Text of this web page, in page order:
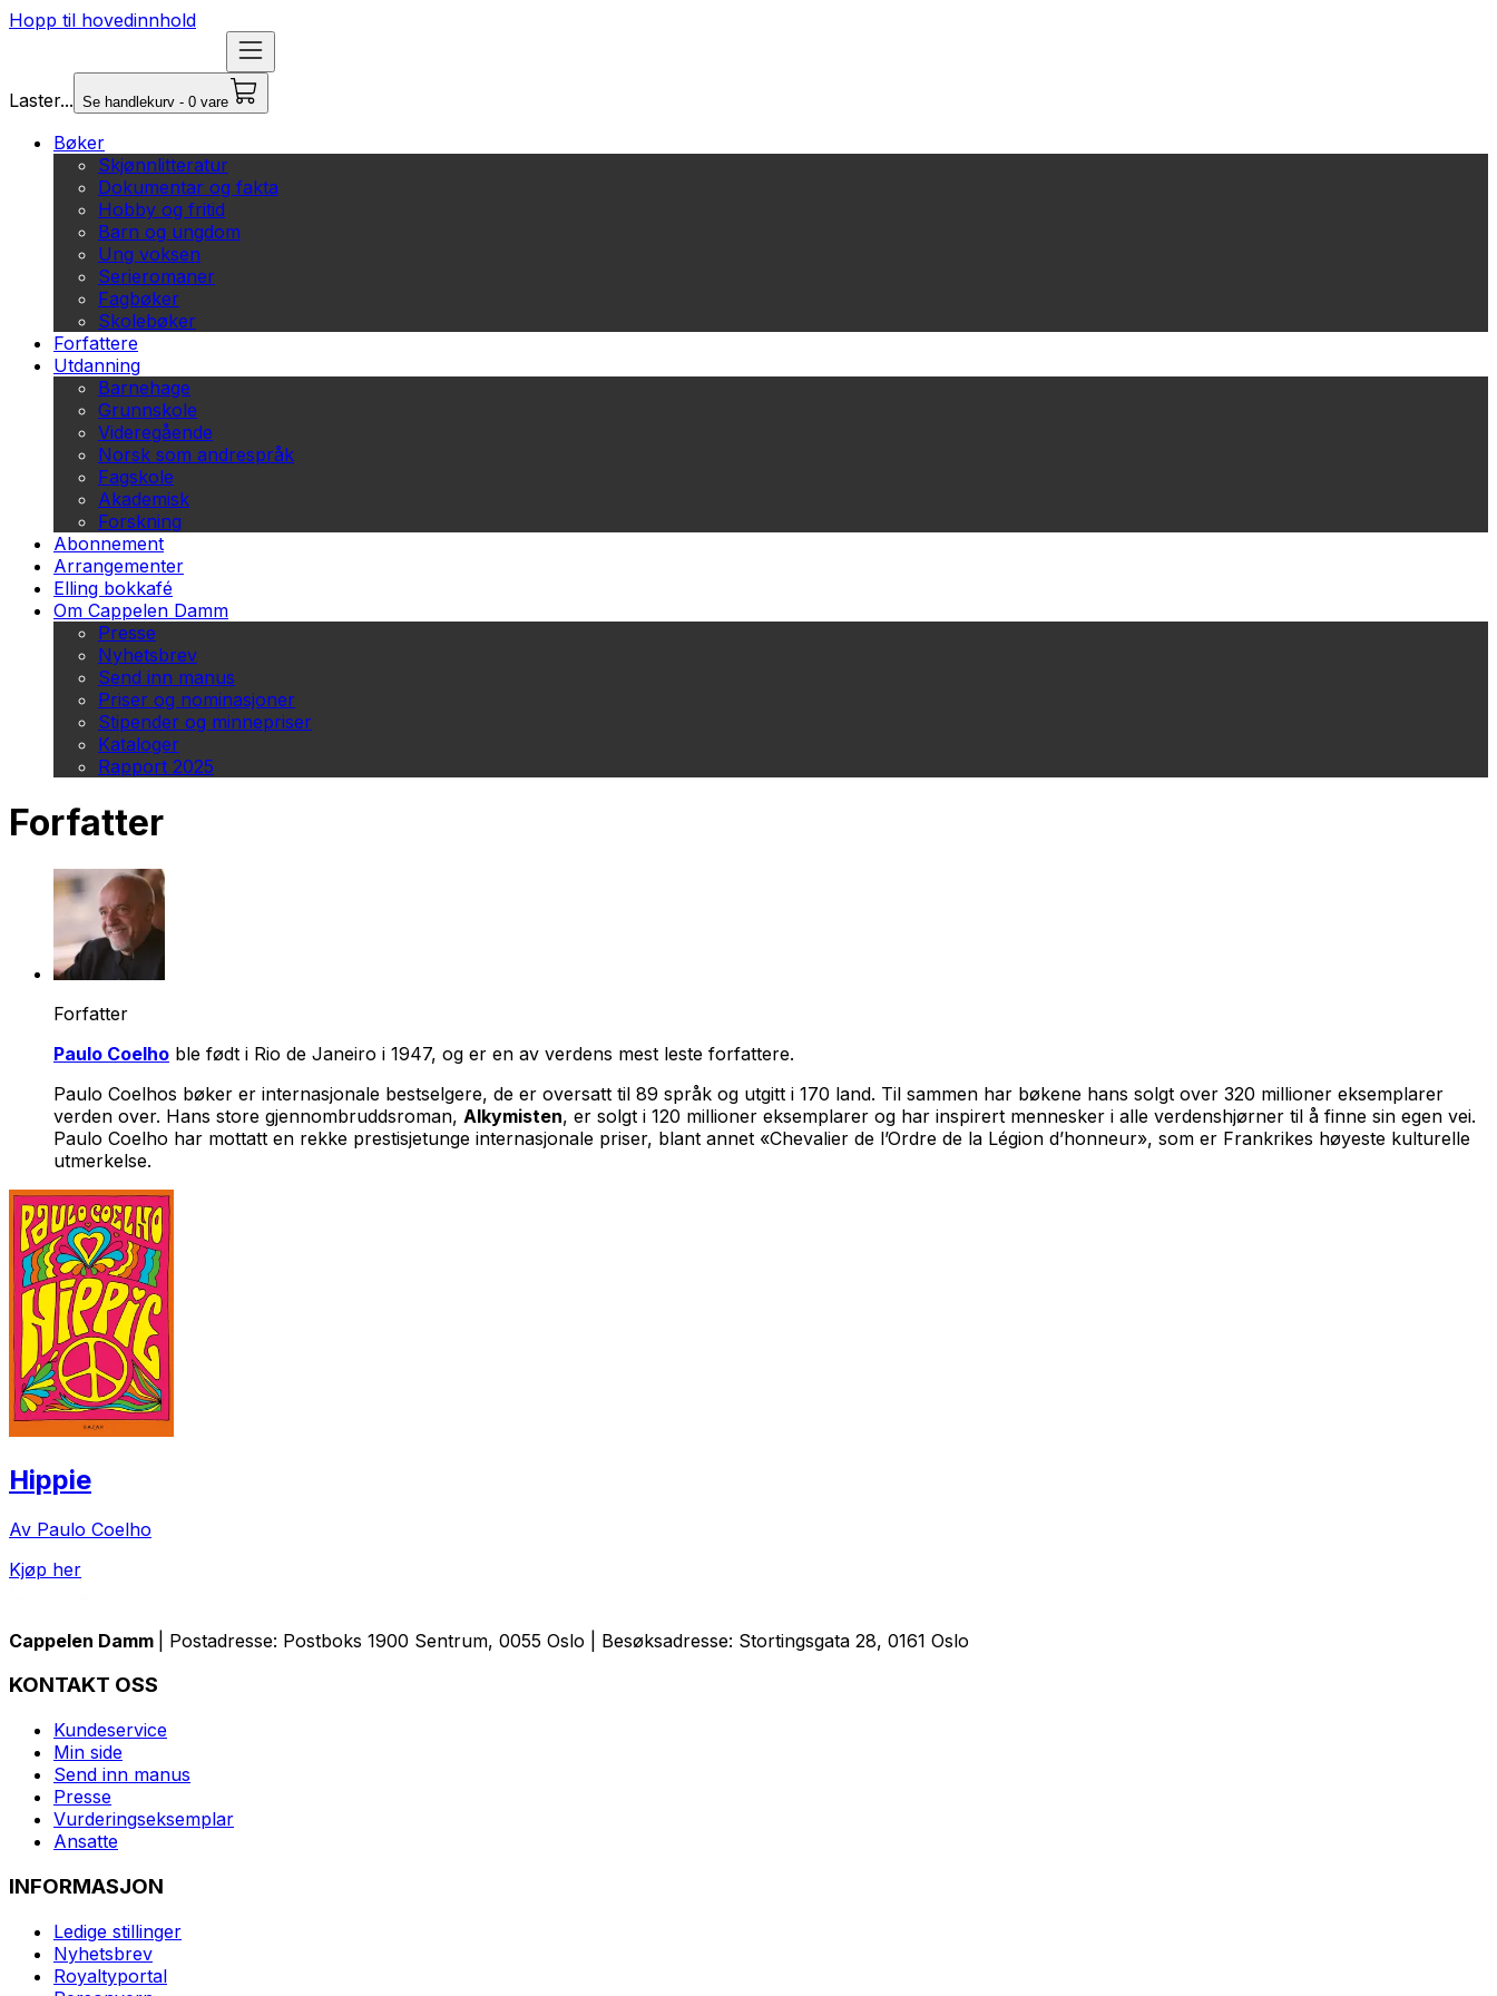
Hopp til hovedinnhold
Laster... Se handlekurv - 0 vare
Bøker
Skjønnlitteratur
Dokumentar og fakta
Hobby og fritid
Barn og ungdom
Ung voksen
Serieromaner
Fagbøker
Skolebøker
Forfattere
Utdanning
Barnehage
Grunnskole
Videregående
Norsk som andrespråk
Fagskole
Akademisk
Forskning
Abonnement
Arrangementer
Elling bokkafé
Om Cappelen Damm
Presse
Nyhetsbrev
Send inn manus
Priser og nominasjoner
Stipender og minnepriser
Kataloger
Rapport 2025
Forfatter
Forfatter
Paulo Coelho ble født i Rio de Janeiro i 1947, og er en av verdens mest leste forfattere.
Paulo Coelhos bøker er internasjonale bestselgere, de er oversatt til 89 språk og utgitt i 170 land. Til sammen har bøkene hans solgt over 320 millioner eksemplarer
verden over. Hans store gjennombruddsroman, Alkymisten, er solgt i 120 millioner eksemplarer og har inspirert mennesker i alle verdenshjørner til å finne sin egen vei.
Paulo Coelho har mottatt en rekke prestisjetunge internasjonale priser, blant annet «Chevalier de l’Ordre de la Légion d’honneur», som er Frankrikes høyeste kulturelle
utmerkelse.
Hippie
Av Paulo Coelho
Kjøp her
Cappelen Damm | Postadresse: Postboks 1900 Sentrum, 0055 Oslo | Besøksadresse: Stortingsgata 28, 0161 Oslo
KONTAKT OSS
Kundeservice
Min side
Send inn manus
Presse
Vurderingseksemplar
Ansatte
INFORMASJON
Ledige stillinger
Nyhetsbrev
Royaltyportal